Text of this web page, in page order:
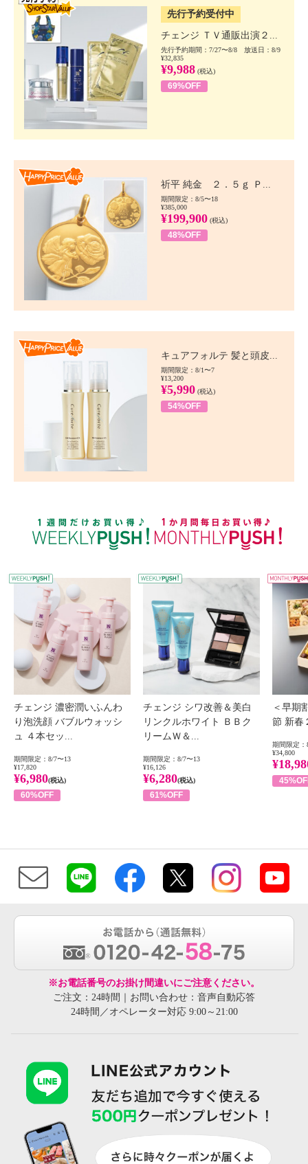
先行予約受付中
チェンジ ＴＶ通販出演２...
先行予約期間：7/27〜8/8 放送日：8/9
¥32,835
¥9,988 (税込)
69%OFF
祈平 純金 ２．５ｇ Ｐ...
期間限定：8/5〜18
¥385,000
¥199,900 (税込)
48%OFF
キュアフォルテ 髪と頭皮...
期間限定：8/1〜7
¥13,200
¥5,990 (税込)
54%OFF
WEEKLY PUSH
チェンジ 濃密潤いふんわ
り泡洗顔 バブルウォッシ
ュ ４本セッ...
期間限定：8/7〜13
¥17,820
¥6,980(税込)
60%OFF
チェンジ シワ改善＆美白
リンクルホワイト ＢＢク
リームＷ＆...
期間限定：8/7〜13
¥16,126
¥6,280(税込)
61%OFF
＜早期
節 新春
期間限定：
¥34,800
※お電話番号のお掛け間違いにご注意ください。
ご注文：24時間｜お問い合わせ：音声自動応答
24時間／オペレーター対応 9:00～21:00